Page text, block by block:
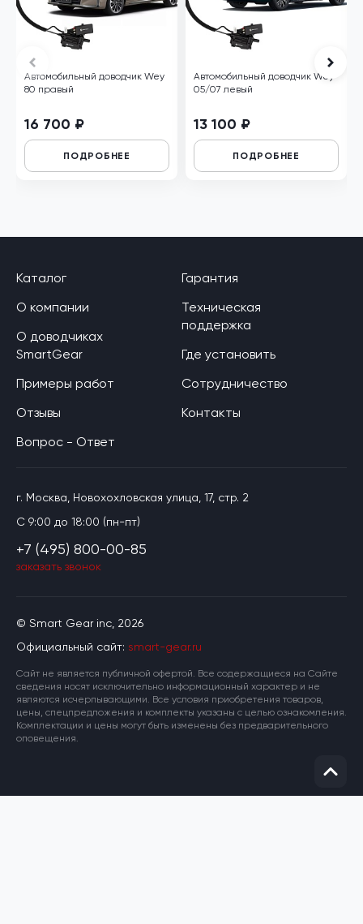
Автомобильный доводчик Wey
80 правый
16 700 ₽
ПОДРОБНЕЕ
Автомобильный доводчик Wey
05/07 левый
13 100 ₽
ПОДРОБНЕЕ
© Smart Gear inc, 2026
Официальный сайт: smart-gear.ru
Cайт не является публичной офертой. Все содержащиеся на Сайте
сведения носят исключительно информационный характер и не
являются исчерпывающими. Все условия приобретения товаров,
цены, спецпредложения и комплекты указаны с целью ознакомления.
Комплектации и цены могут быть изменены без предварительного
оповещения.
Каталог
О компании
О доводчиках
SmartGear
Примеры работ
Отзывы
Вопрос - Ответ
Гарантия
Техническая
поддержка
Где установить
Сотрудничество
Контакты
г. Москва, Новохохловская улица, 17, стр. 2
C 9:00 до 18:00 (пн-пт)
+7 (495) 800-00-85
заказать звонок